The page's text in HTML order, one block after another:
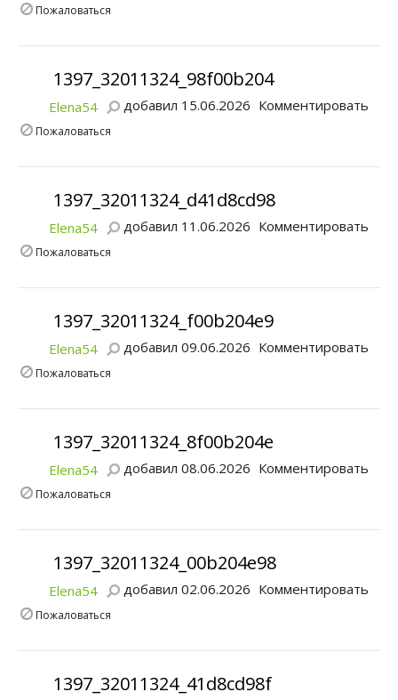
Пожаловаться
1397_32011324_98f00b204
Elena54 добавил 15.06.2026 Комментировать
Пожаловаться
1397_32011324_d41d8cd98
Elena54 добавил 11.06.2026 Комментировать
Пожаловаться
1397_32011324_f00b204e9
Elena54 добавил 09.06.2026 Комментировать
Пожаловаться
1397_32011324_8f00b204e
Elena54 добавил 08.06.2026 Комментировать
Пожаловаться
1397_32011324_00b204e98
Elena54 добавил 02.06.2026 Комментировать
Пожаловаться
1397_32011324_41d8cd98f